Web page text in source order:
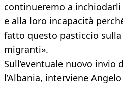
continueremo a
e alla loro incapacità
fatto questo pasticcio
migranti».
Sull’eventuale nuovo invio
l’Albania, interviene